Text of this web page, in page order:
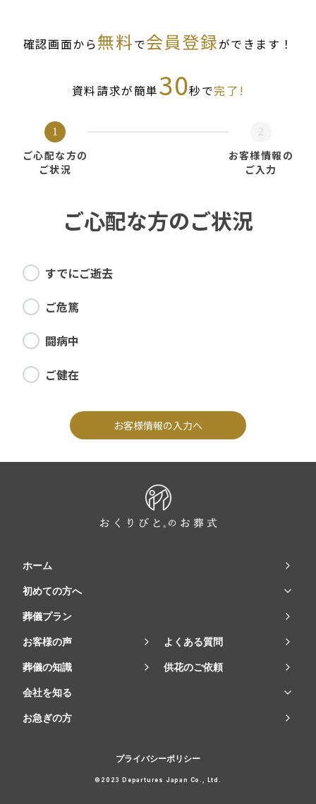
確認画面から無料で会員登録ができます！
資料請求が簡単30秒で完了!
1
ご心配な方の
ご状況
2
お客様情報の
ご入力
ご心配な方のご状況
すでにご逝去
ご危篤
闘病中
ご健在
お客様情報の入力へ
ホーム
初めての方へ
葬儀プラン
お客様の声 よくある質問
葬儀の知識 供花のご依頼
会社を知る
お急ぎの方
プライバシーポリシー
©2023 Departures Japan Co., Ltd.